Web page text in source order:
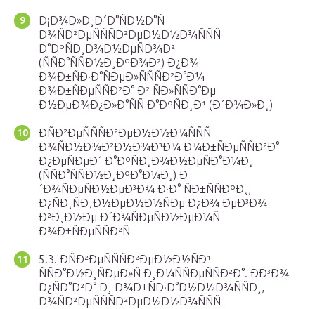
Ð¡Ð¾Ð»Ð¸Ð´Ð°ÑÐ½Ð°Ñ
Ð¾ÑÐ²ÐµÑÑÑÐ²ÐµÐ½Ð½Ð¾ÑÑÑ
Ð°ÐºÑÐ¸Ð¾Ð½ÐµÑÐ¾Ð²
(ÑÑÐ°ÑÑÐ½Ð¸ÐºÐ¾Ð²) Ð¿Ð¾
Ð¾Ð±ÑÐ·Ð°ÑÐµÐ»ÑÑÑÐ²Ð°Ð¼
Ð¾Ð±ÑÐµÑÑÐ²Ð° Ð² ÑÐ»ÑÑÐ°Ðµ
Ð½ÐµÐ¾Ð¿Ð»Ð°ÑÑ Ð°ÐºÑÐ¸Ð¹ (Ð´Ð¾Ð»Ð¸)
ÐÑÐ²ÐµÑÑÑÐ²ÐµÐ½Ð½Ð¾ÑÑÑ
Ð¾ÑÐ½Ð¾Ð²Ð½Ð¾Ð³Ð¾ Ð¾Ð±ÑÐµÑÑÐ²Ð°
Ð¿ÐµÑÐµÐ´ Ð°ÐºÑÐ¸Ð¾Ð½ÐµÑÐ°Ð¼Ð¸
(ÑÑÐ°ÑÑÐ½Ð¸ÐºÐ°Ð¼Ð¸) Ð
´Ð¾ÑÐµÑÐ½ÐµÐ³Ð¾ Ð·Ð° ÑÐ±ÑÑÐºÐ¸,
Ð¿ÑÐ¸ÑÐ¸Ð½ÐµÐ½Ð½ÑÐµ Ð¿Ð¾ ÐµÐ³Ð¾
Ð²Ð¸Ð½Ðµ Ð´Ð¾ÑÐµÑÐ½ÐµÐ¼Ñ
Ð¾Ð±ÑÐµÑÑÐ²Ñ
5.3. ÐÑÐ²ÐµÑÑÑÐ²ÐµÐ½Ð½ÑÐ¹
ÑÑÐ°Ð½Ð¸ÑÐµÐ»Ñ Ð¸Ð¼ÑÑÐµÑÑÐ²Ð°. ÐÐ³Ð¾
Ð¿ÑÐ°Ð²Ð° Ð¸ Ð¾Ð±ÑÐ·Ð°Ð½Ð½Ð¾ÑÑÐ¸,
Ð¾ÑÐ²ÐµÑÑÑÐ²ÐµÐ½Ð½Ð¾ÑÑÑ